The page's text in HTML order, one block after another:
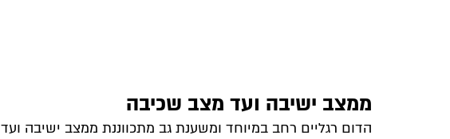
ממצב ישיבה ועד מצב שכיבה
הדום רגליים רחב במיוחד ומשענת גב מתכווננת ממצב ישיבה ועד